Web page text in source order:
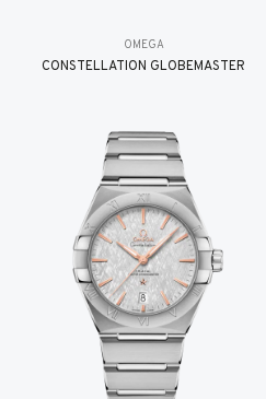
OMEGA
CONSTELLATION GLOBEMASTER